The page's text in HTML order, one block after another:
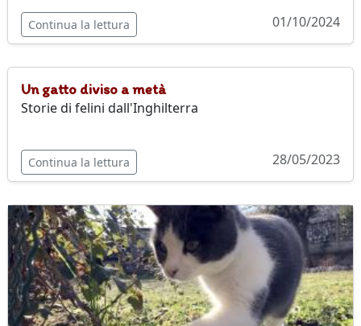
Continua la lettura 01/10/2024
Un gatto diviso a metà
Storie di felini dall'Inghilterra
Continua la lettura 28/05/2023